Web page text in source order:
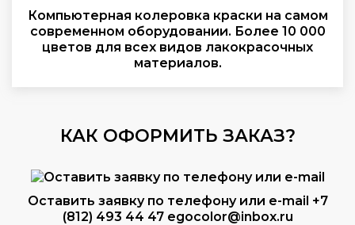
Компьютерная колеровка краски на самом
современном оборудовании. Более 10 000
цветов для всех видов лакокрасочных
материалов.
КАК ОФОРМИТЬ ЗАКАЗ?
Оставить заявку по телефону или e-mail +7
(812) 493 44 47 egocolor@inbox.ru